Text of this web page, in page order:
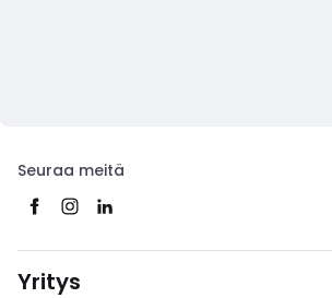
Seuraa meitä
Yritys